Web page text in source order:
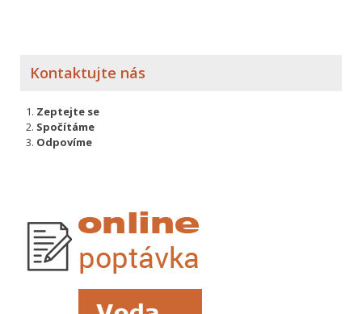
Kontaktujte nás
Zeptejte se
Spočítáme
Odpovíme